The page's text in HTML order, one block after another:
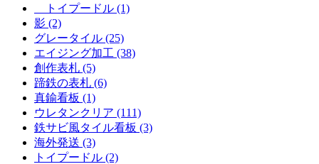
トイプードル (1)
影 (2)
グレータイル (25)
エイジング加工 (38)
創作表札 (5)
蹄鉄の表札 (6)
真鍮看板 (1)
ウレタンクリア (111)
鉄サビ風タイル看板 (3)
海外発送 (3)
トイプードル (2)